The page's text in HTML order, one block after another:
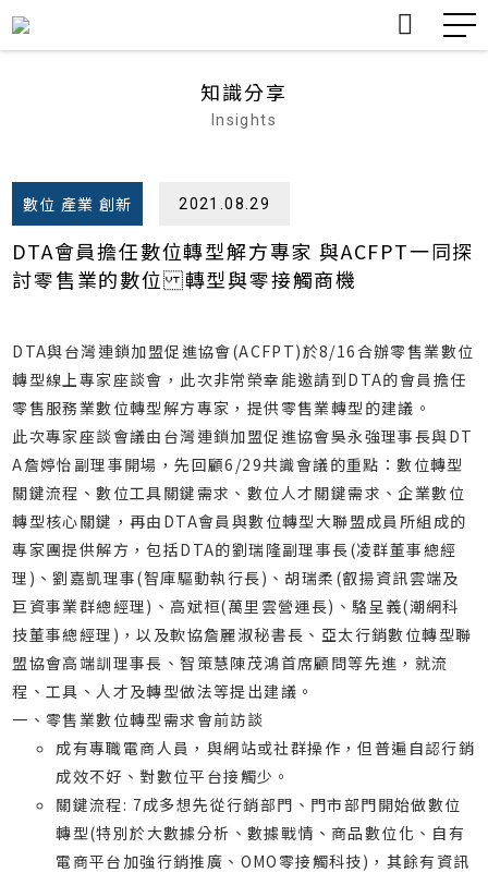
nDX台灣新聞數位創新計畫 nDX
TDX臺灣產業數位轉型量表
活動訊息 Events
知識分享 Insights
會員服務
轉型案例分享
課程與工作坊
協會活動
會訊
其他活動
所有活動
知識分享
Insights
數位 產業 創新 2021.08.29
DTA會員擔任數位轉型解方專家 與ACFPT一同探
討零售業的數位 轉型與零接觸商機
DTA與台灣連鎖加盟促進協會(ACFPT)於8/16合辦零售業數位
轉型線上專家座談會，此次非常榮幸能邀請到DTA的會員擔任
零售服務業數位轉型解方專家，提供零售業轉型的建議。
此次專家座談會議由台灣連鎖加盟促進協會吳永強理事長與DT
A詹婷怡副理事開場，先回顧6/29共識會議的重點：數位轉型
關鍵流程、數位工具關鍵需求、數位人才關鍵需求、企業數位
轉型核心關鍵，再由DTA會員與數位轉型大聯盟成員所組成的
專家團提供解方，包括DTA的劉瑞隆副理事長(凌群董事總經
理)、劉嘉凱理事(智庫驅動執行長)、胡瑞柔(叡揚資訊雲端及
巨資事業群總經理)、高斌桓(萬里雲營運長)、駱呈義(潮網科
技董事總經理)，以及軟協詹麗淑秘書長、亞太行銷數位轉型聯
盟協會高端訓理事長、智策慧陳茂鴻首席顧問等先進，就流
程、工具、人才及轉型做法等提出建議。
一、零售業數位轉型需求會前訪談
成有專職電商人員，與網站或社群操作，但普遍自認行銷
成效不好、對數位平台接觸少。
關鍵流程: 7成多想先從行銷部門、門市部門開始做數位
轉型(特別於大數據分析、數據戰情、商品數位化、自有
電商平台加強行銷推廣、OMO零接觸科技)，其餘有資訊